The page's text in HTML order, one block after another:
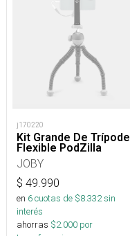
j170220
Kit Grande De Trípode
Flexible PodZilla
JOBY
$ 49.990
en 6cuotas de $8.332sin
interés
ahorras $2.000 por